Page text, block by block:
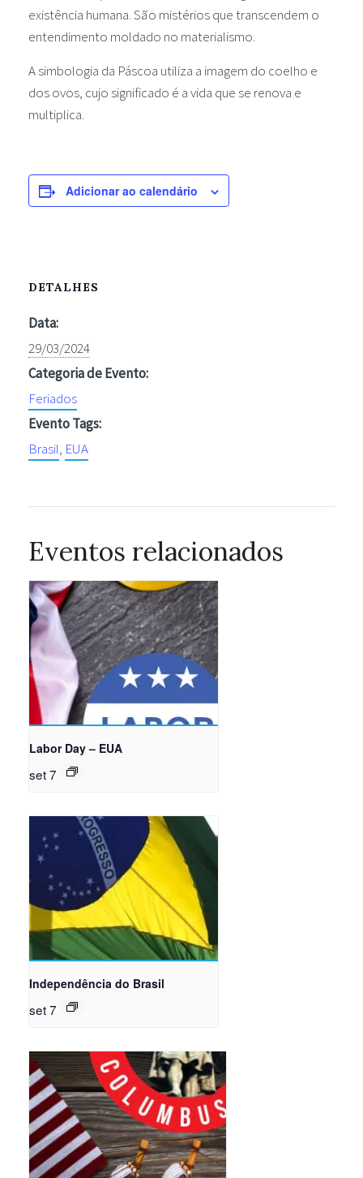
existência humana. São mistérios que transcendem o
entendimento moldado no materialismo.
A simbologia da Páscoa utiliza a imagem do coelho e
dos ovos, cujo significado é a vida que se renova e
multiplica.
Adicionar ao calendário
DETALHES
Data:
29/03/2024
Categoria de Evento:
Feriados
Evento Tags:
Brasil, EUA
Eventos relacionados
Labor Day – EUA
set 7
Independência do Brasil
set 7